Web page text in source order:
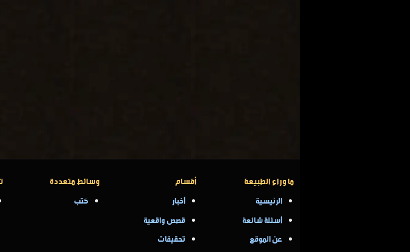
ما وراء الطبيعة
الرئيسية
أسئلة شائعة
عن الموقع
أقسام
أخبار
قصص واقعية
تحقيقات
وسائط متعددة
كتب